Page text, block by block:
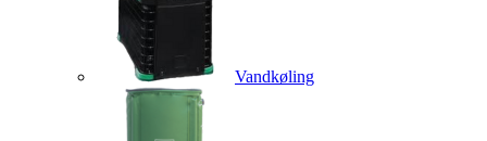
Vandkøling